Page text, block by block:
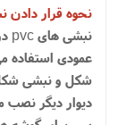
نحوه قرار دادن
نبشی های pvc
عمودی استفاده
شکل و نبشی
دیوار دیگر نصب